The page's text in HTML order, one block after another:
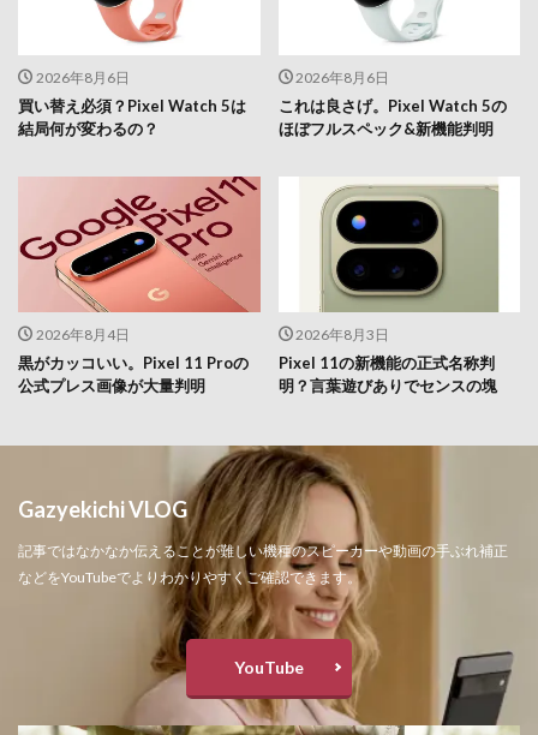
2026年8月6日
買い替え必須？Pixel Watch 5は
結局何が変わるの？
2026年8月6日
これは良さげ。Pixel Watch 5の
ほぼフルスペック&新機能判明
2026年8月4日
黒がカッコいい。Pixel 11 Proの
公式プレス画像が大量判明
2026年8月3日
Pixel 11の新機能の正式名称判
明？言葉遊びありでセンスの塊
Gazyekichi VLOG
記事ではなかなか伝えることが難しい機種のスピーカーや動画の手ぶれ補正
などをYouTubeでよりわかりやすくご確認できます。
YouTube